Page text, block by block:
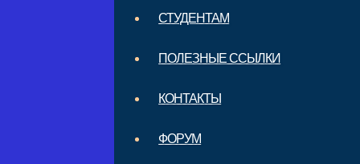
СТУДЕНТАМ
ПОЛЕЗНЫЕ ССЫЛКИ
КОНТАКТЫ
ФОРУМ